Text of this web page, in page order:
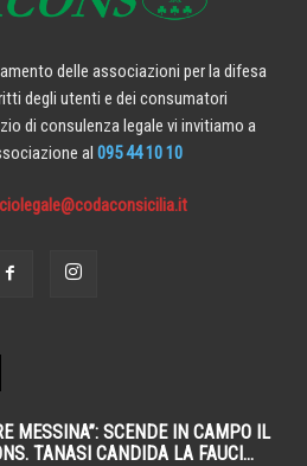
delle associazioni per la difesa
degli utenti e dei consumatori
di consulenza legale vi invitiamo a
al 095 44 10 10
MESSINA”: SCENDE IN CAMPO IL
TANASI CANDIDA LA FAUCI...